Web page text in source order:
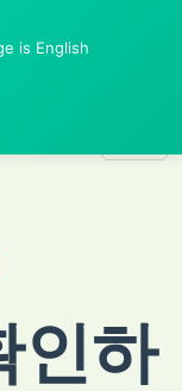
is English
인하